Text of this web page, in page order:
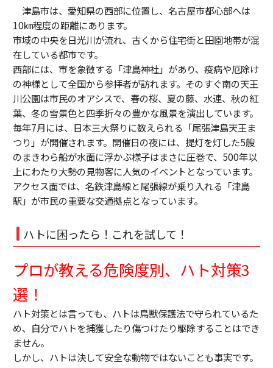
津島市は、愛知県の西部に位置し、名古屋市都心部へは
10㎞程度の距離にあります。
市域の中央を日光川が流れ、古くから住宅街と田園地帯が混
在している都市です。
西部には、市を象徴する「津島神社」があり、疫病や厄除け
の神様として全国から参拝者が訪れます。そのすぐ南の天王
川公園は市民のオアシスで、春の桜、夏の藤、水連、秋の紅
葉、冬の雪景色と四季折々の豊かな風景を演出しています。
毎年7月には、日本三大祭りに数えられる「尾張津島天王ま
つり」が開催されます。開催日の夜には、提灯を灯した5艘
のまきわら船が水面に浮かぶ様子はまさに圧巻で、500年以
上にわたり大勢の見物客に人気のイベントとなっています。
アクセス面では、名鉄津島線と尾張線が乗り入れる「津島
駅」が市民の重要な交通拠点となっています。
ハトに困ったら！これを試して！
プロが教える危険度別、ハト対策3
選！
ハト対策とは言っても、ハトは鳥獣保護法で守られているた
め、自分でハトを捕獲したり傷つけたり駆除することはでき
ません。
しかし、ハトは決して安全な動物ではないことも事実です。